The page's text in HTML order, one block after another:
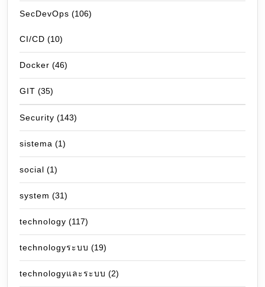
SecDevOps (106)
CI/CD (10)
Docker (46)
GIT (35)
Security (143)
sistema (1)
social (1)
system (31)
technology (117)
technologyระบบ (19)
technologyและระบบ (2)